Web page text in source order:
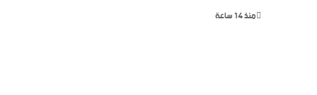
منذ 14 ساعة